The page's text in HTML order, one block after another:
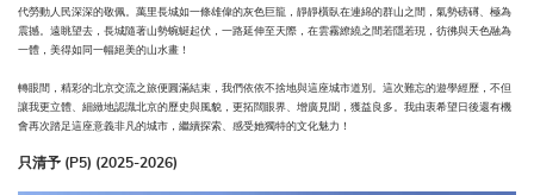
代勞動人民深深的敬佩。萬里長城如一條雄偉的灰色巨龍，靜靜橫臥在連綿的群山之間，氣勢磅礡、極為
震撼。遠眺望去，長城隨著山勢蜿蜒起伏，一路延伸至天際，在雲霧繚繞之間若隱若現，彷彿與天色融為
一體，美得如同一幅絕美的山水畫！
轉眼間，精彩的北京交流之旅便圓滿結束，我們依依不捨地與這座城市道別。這次難忘的遊學經歷，不但
讓我更立體、細緻地認識北京的歷史與風貌，更拓闊眼界、增廣見聞，獲益良多。我由衷希望日後還有機
會再次踏足這座意義非凡的城市，繼續探索、感受她獨特的文化魅力！
只清予 (P5) (2025-2026)